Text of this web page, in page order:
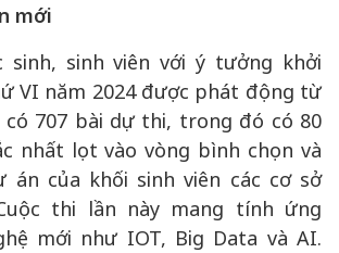
mới
sinh, sinh viên với ý tưởng khởi
VI năm 2024 được phát động từ
có 707 bài dự thi, trong đó có 80
nhất lọt vào vòng bình chọn và
án của khối sinh viên các cơ sở
thi lần này mang tính ứng
mới như IOT, Big Data và AI.